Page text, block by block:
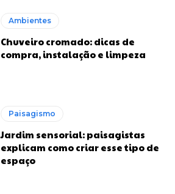
Ambientes
Chuveiro cromado: dicas de
compra, instalação e limpeza
Paisagismo
Jardim sensorial: paisagistas
explicam como criar esse tipo de
espaço